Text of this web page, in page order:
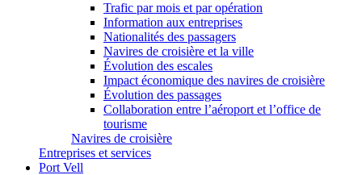
Trafic par mois et par opération
Information aux entreprises
Nationalités des passagers
Navires de croisière et la ville
Évolution des escales
Impact économique des navires de croisière
Évolution des passages
Collaboration entre l’aéroport et l’office de
tourisme
Navires de croisière
Entreprises et services
Port Vell